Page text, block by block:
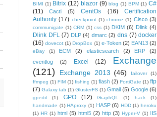
BIMI (1) Bitrix (12) blazor (9) blog (1) BPM (1) C#
(11)
Cacti (5) CentOs (16)
Certification
Authority (17) checkpoint (1) chrome (1) Cisco (3)
communigate (1) CRM (1) css (1) DKIM (6) Dlink (4)
Dlink DFL (7) DLP (4) dmarc (2) dns (7) docker
(16) dovecot (1) DropBox (1) e-Token (2) EAN13 (2)
eBay (1) ECM (2) elasticsearch (2) ERP
(2)
eventlog
(2) Excel (12)
Exchange
(121)
Exchange 2013 (46) failover
(1)
ffmpeg (1) FIM (1) fishing (1) flash (2) FortiGate (1) ftp
(7) Galaxy tab (1) GlusterFS (1) Gmail (5) Google (6)
gpedit (1) GPO (12) GraphQL (1) hack
(1)
handmade (1) HAproxy (1) HASP (6) HDD (1) heroku
(1) HR (1) html (5) html5 (2) http (3) Hyper-V (1) IIS